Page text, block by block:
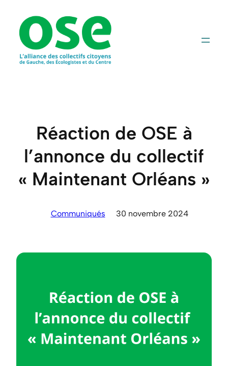
contenu
Réaction de OSE à
l’annonce du collectif
« Maintenant Orléans »
Communiqués 30 novembre 2024